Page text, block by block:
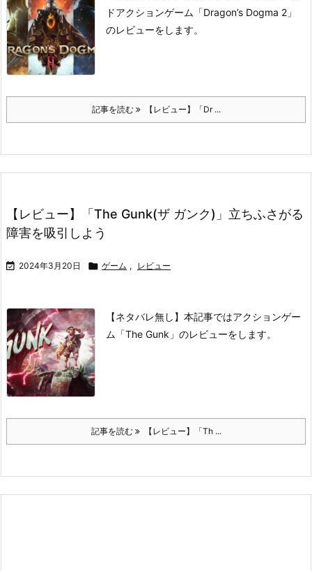
ドアクションゲーム「Dragon’s Dogma 2」
のレビューをします。
記事を読む 【レビュー】「Dr ...
【レビュー】「The Gunk(ザ ガンク)」立ちふさがる
障害を吸引しよう
 2024年3月20日  ゲーム , レビュー
【ネタバレ無し】本記事ではアクションゲー
ム「The Gunk」のレビューをします。
記事を読む 【レビュー】「Th ...